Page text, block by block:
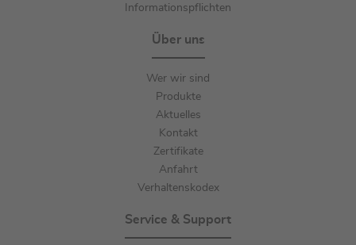
Informationspflichten
Über uns
Wer wir sind
Produkte
Aktuelles
Kontakt
Zertifikate
Anfahrt
Verhaltenskodex
Service & Support